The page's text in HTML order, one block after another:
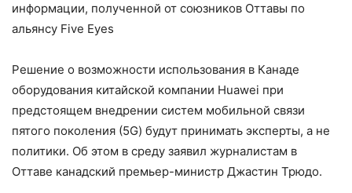
информации, полученной от союзников Оттавы по
альянсу Five Eyes
Решение о возможности использования в Канаде
оборудования китайской компании Huawei при
предстоящем внедрении систем мобильной связи
пятого поколения (5G) будут принимать эксперты, а не
политики. Об этом в среду заявил журналистам в
Оттаве канадский премьер-министр Джастин Трюдо.